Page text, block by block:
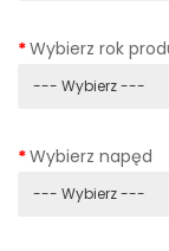
Wybierz rok
Wybierz napęd